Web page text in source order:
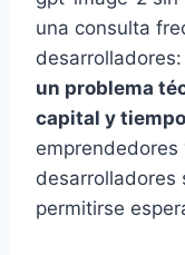
una consulta
desarrolladores:
un problema
capital y tiempo
emprendedores
desarrolladores
permitirse